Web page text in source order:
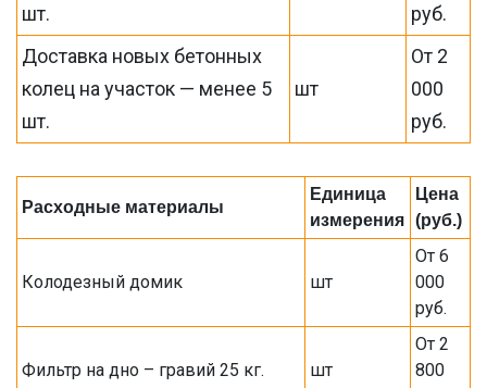
шт.
руб.
Доставка новых бетонных
колец на участок — менее 5
шт.
шт
От 2
000
руб.
Расходные материалы
Единица
измерения
Цена
(руб.)
Колодезный домик шт
От 6
000
руб.
Фильтр на дно – гравий 25 кг. шт
От 2
800